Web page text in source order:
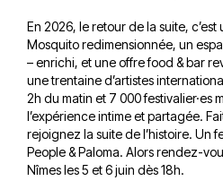
En 2026, le retour de la suite,
Mosquito redimensionnée, un
– enrichi, et une offre food & bar
une trentaine d’artistes
2h du matin et 7 000 festivalier·es
l’expérience intime et partagée.
rejoignez la suite de l’histoire. Un
People & Paloma. Alors rendez-
Nîmes les 5 et 6 juin dès 18h.